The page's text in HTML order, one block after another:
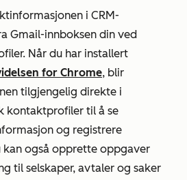
i CRM-
Gmail-innboksen din ved
Når du har installert
for Chrome, blir
tilgjengelig direkte i
kontaktprofiler til å se
og registrere
kan også opprette oppgaver
til selskaper, avtaler og saker